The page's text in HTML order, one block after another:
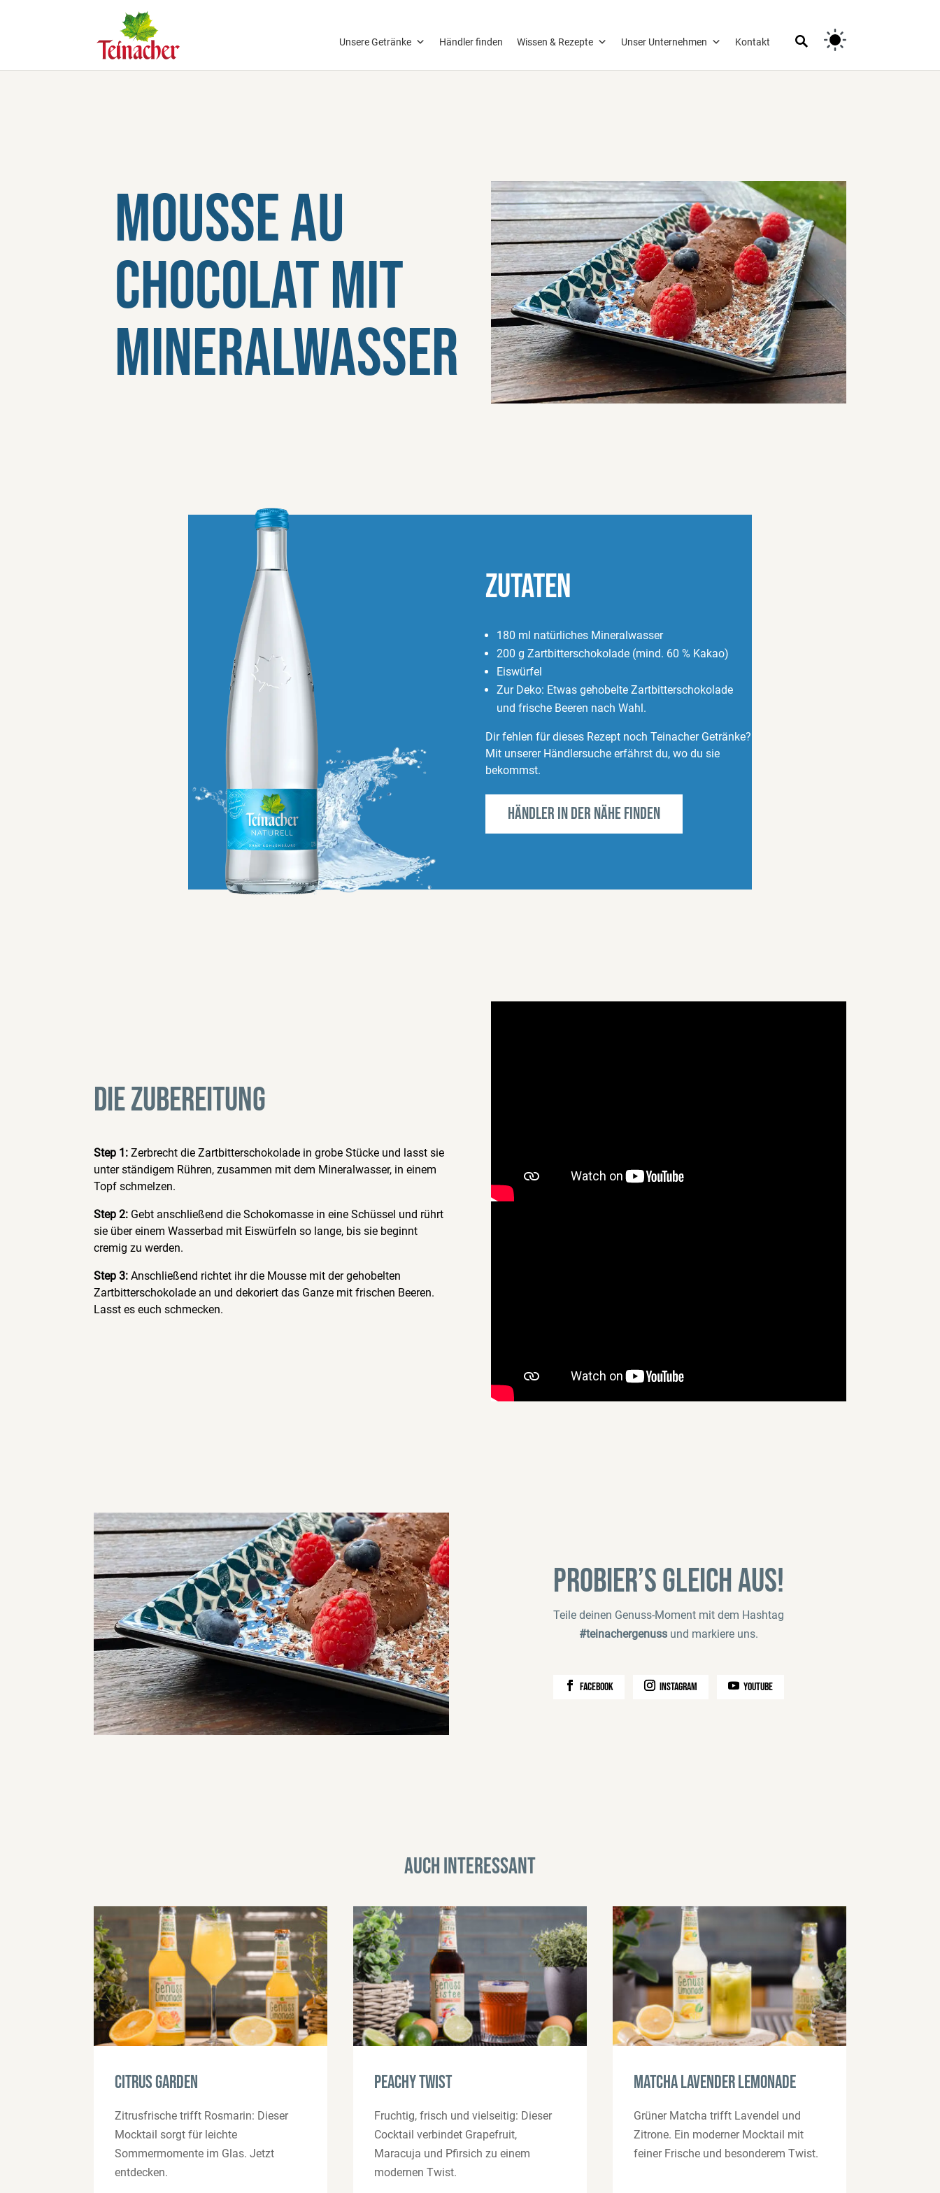
Unsere Getränke Händler finden Wissen & Rezepte Unser Unternehmen Kontakt
Mousse au
Chocolat mit
Mineralwasser
ZUTATEN
180 ml natürliches Mineralwasser
200 g Zartbitterschokolade (mind. 60 % Kakao)
Eiswürfel
Zur Deko: Etwas gehobelte Zartbitterschokolade
und frische Beeren nach Wahl.
Dir fehlen für dieses Rezept noch Teinacher Getränke?
Mit unserer Händlersuche erfährst du, wo du sie
bekommst.
Händler in der Nähe finden
DIE ZUBEREITUNG
Step 1: Zerbrecht die Zartbitterschokolade in grobe Stücke und lasst sie
unter ständigem Rühren, zusammen mit dem Mineralwasser, in einem
Topf schmelzen.
Step 2: Gebt anschließend die Schokomasse in eine Schüssel und rührt
sie über einem Wasserbad mit Eiswürfeln so lange, bis sie beginnt
cremig zu werden.
Step 3: Anschließend richtet ihr die Mousse mit der gehobelten
Zartbitterschokolade an und dekoriert das Ganze mit frischen Beeren.
Lasst es euch schmecken.
Probier’s gleich aus!
Teile deinen Genuss-Moment mit dem Hashtag
#teinachergenussund markiere uns.
facebook instagram youtube
Auch interessant
Citrus Garden
Zitrusfrische trifft Rosmarin: Dieser
Mocktail sorgt für leichte
Sommermomente im Glas. Jetzt
entdecken.
Peachy Twist
Fruchtig, frisch und vielseitig: Dieser
Cocktail verbindet Grapefruit,
Maracuja und Pfirsich zu einem
modernen Twist.
Matcha Lavender Lemonade
Grüner Matcha trifft Lavendel und
Zitrone. Ein moderner Mocktail mit
feiner Frische und besonderem Twist.